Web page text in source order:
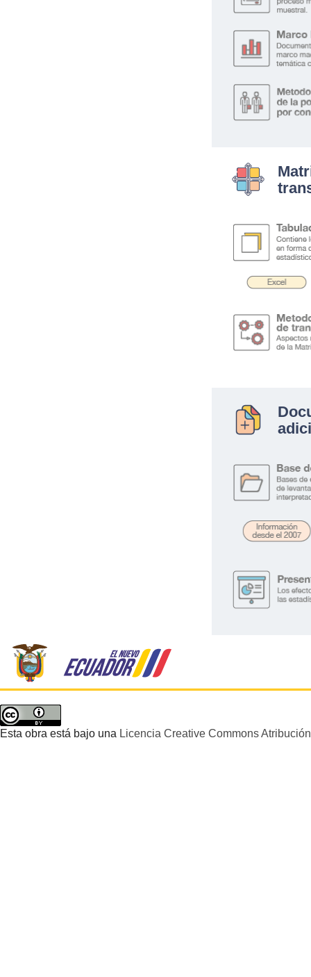
Esta obra está bajo una Licencia Creative Commons